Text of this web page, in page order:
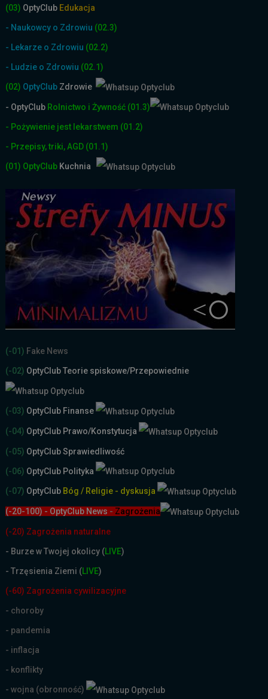
(03) OptyClub Edukacja
- Naukowcy o Zdrowiu (02.3)
- Lekarze o Zdrowiu (02.2)
- Ludzie o Zdrowiu (02.1)
(02) OptyClub Zdrowie
- OptyClub Rolnictwo i Żywność (01.3)
- Pożywienie jest lekarstwem (01.2)
- Przepisy, triki, AGD (01.1)
(01) OptyClub Kuchnia
(-01) Fake News
(-02) OptyClub Teorie spiskowe/Przepowiednie
(-03) OptyClub Finanse
(-04) OptyClub Prawo/Konstytucja
(-05) OptyClub Sprawiedliwość
(-06) OptyClub Polityka
(-07) OptyClub Bóg / Religie - dyskusja
(-20-100) - OptyClub News - Zagrożenia
(-20) Zagrożenia naturalne
- Burze w Twojej okolicy (LIVE)
- Trzęsienia Ziemi (LIVE)
(-60) Zagrożenia cywilizacyjne
- choroby
- pandemia
- inflacja
- konflikty
- wojna (obronność)